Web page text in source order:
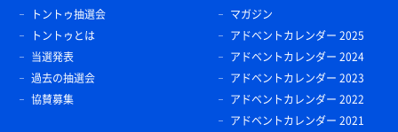
トントゥ抽選会
トントゥとは
当選発表
過去の抽選会
協賛募集
マガジン
アドベントカレンダー 2025
アドベントカレンダー 2024
アドベントカレンダー 2023
アドベントカレンダー 2022
アドベントカレンダー 2021